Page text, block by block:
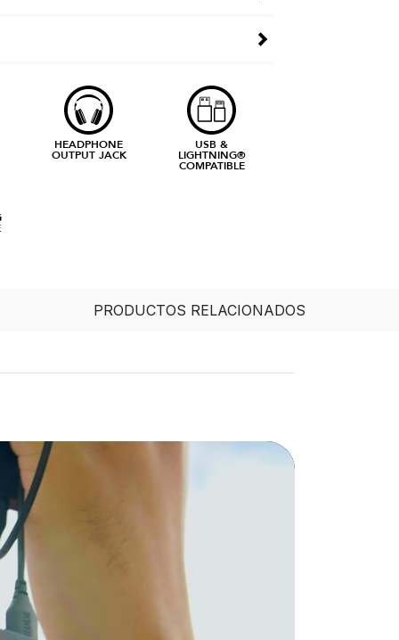
HEADPHONE
OUTPUT JACK
USB &
LIGHTNING®
COMPATIBLE
PRODUCTOS RELACIONADOS